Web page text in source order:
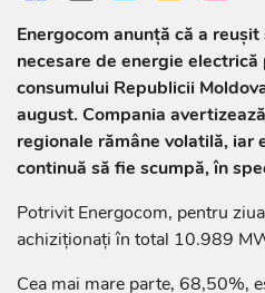
Energocom anunță că a
necesare de energie
consumului Republicii
august. Compania
regionale rămâne volatilă, iar
continuă să fie scumpă, în
Potrivit Energocom, pentru
achiziționați în total 10.989
Cea mai mare parte, 68,50%,